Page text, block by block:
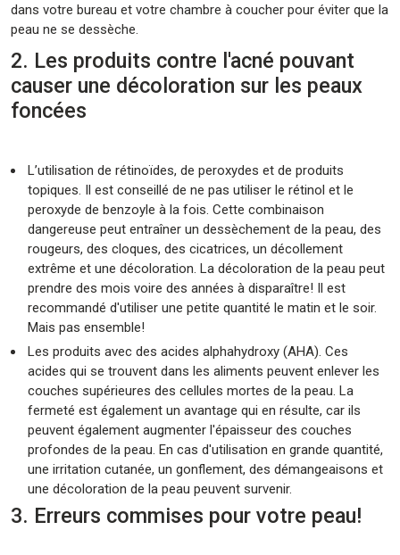
dans votre bureau et votre chambre à coucher pour éviter que la
peau ne se dessèche.
2. Les produits contre l'acné pouvant
causer une décoloration sur les peaux
foncées
L’utilisation de rétinoïdes, de peroxydes et de produits
topiques. Il est conseillé de ne pas utiliser le rétinol et le
peroxyde de benzoyle à la fois. Cette combinaison
dangereuse peut entraîner un dessèchement de la peau, des
rougeurs, des cloques, des cicatrices, un décollement
extrême et une décoloration. La décoloration de la peau peut
prendre des mois voire des années à disparaître! Il est
recommandé d'utiliser une petite quantité le matin et le soir.
Mais pas ensemble!
Les produits avec des acides alphahydroxy (AHA). Ces
acides qui se trouvent dans les aliments peuvent enlever les
couches supérieures des cellules mortes de la peau. La
fermeté est également un avantage qui en résulte, car ils
peuvent également augmenter l'épaisseur des couches
profondes de la peau. En cas d'utilisation en grande quantité,
une irritation cutanée, un gonflement, des démangeaisons et
une décoloration de la peau peuvent survenir.
3. Erreurs commises pour votre peau!